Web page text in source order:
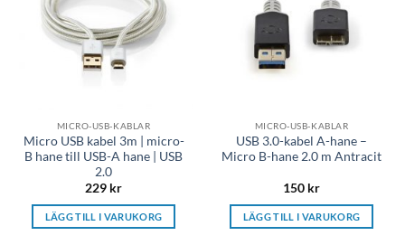
MICRO-USB-KABLAR
Micro USB kabel 3m | micro-
B hane till USB-A hane | USB
2.0
229 kr
LÄGG TILL I VARUKORG
MICRO-USB-KABLAR
USB 3.0-kabel A-hane –
Micro B-hane 2.0 m Antracit
150 kr
LÄGG TILL I VARUKORG